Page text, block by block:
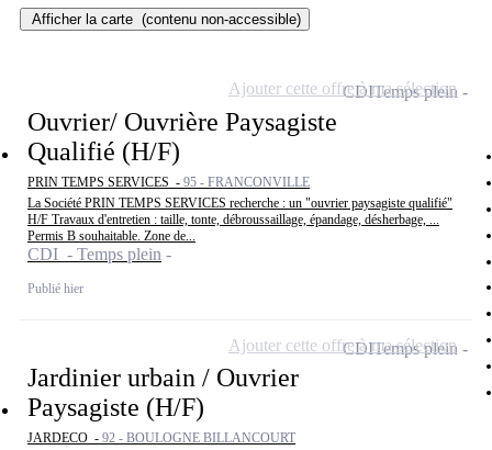
Afficher la carte (contenu non-accessible)
Ouvrier/ Ouvrière Paysagiste
Qualifié (H/F)
PRIN TEMPS SERVICES - 95 - FRANCONVILLE
La Société PRIN TEMPS SERVICES recherche : un "ouvrier paysagiste qualifié"
H/F Travaux d'entretien : taille, tonte, débroussaillage, épandage, désherbage, ...
Permis B souhaitable. Zone de...
CDI - Temps plein
Publié hier
CDITemps plein
Ajouter cette offre à ma sélection
Jardinier urbain / Ouvrier
Paysagiste (H/F)
JARDECO - 92 - BOULOGNE BILLANCOURT
CDITemps plein
Ajouter cette offre à ma sélection